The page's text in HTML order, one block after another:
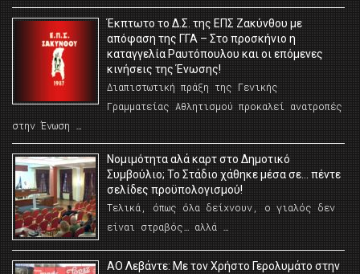
Έκπτωτο το Δ.Σ. της ΕΠΣ Ζακύνθου με
απόφαση της ΓΓΑ – Στο προσκήνιο η
καταγγελία Ραυτόπουλου και οι επόμενες
κινήσεις της Ένωσης!
Διαπιστωτική πράξη της Γενικής
Γραμματείας Αθλητισμού προκαλεί ανατροπές
στην Ένωση …
Νομιμότητα αλά καρτ στο Δημοτικό
Συμβούλιο; Το Στάδιο χάθηκε μέσα σε… πέντε
σελίδες προϋπολογισμού!
Τελικά, όπως όλα δείχνουν, ο γιαλός δεν
είναι στραβός… αλλά …
ΑΟ Λεβάντε: Με τον Χρήστο Γερολυμάτο στην